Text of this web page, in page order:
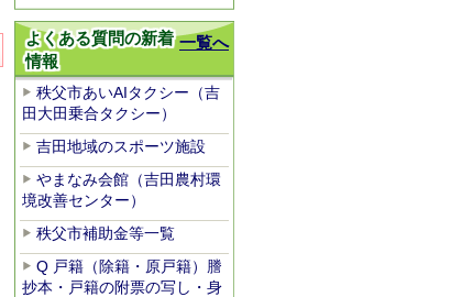
一覧へ
よくある質問の新着
情報
秩父市あいAIタクシー（吉
田大田乗合タクシー）
吉田地域のスポーツ施設
やまなみ会館（吉田農村環
境改善センター）
秩父市補助金等一覧
Q 戸籍（除籍・原戸籍）謄
抄本・戸籍の附票の写し・身